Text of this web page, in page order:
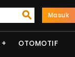
Masuk
OTOMOTIF